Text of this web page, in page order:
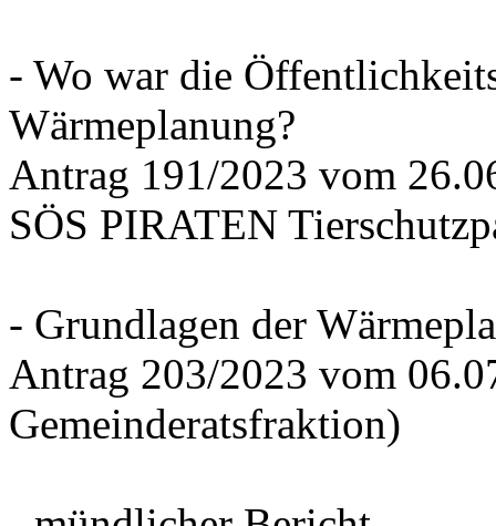
- Wo war die
Wärmeplanung?
Antrag 191/2023 vom
SÖS PIRATEN
- Grundlagen der
Antrag 203/2023 vom
Gemeinderatsfraktion)